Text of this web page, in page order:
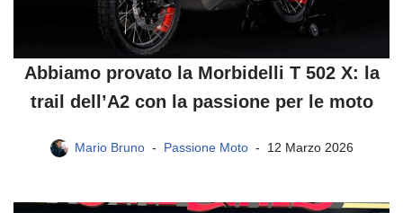
Abbiamo provato la Morbidelli T 502 X: la
trail dell’A2 con la passione per le moto
Mario Bruno Passione Moto 12 Marzo 2026